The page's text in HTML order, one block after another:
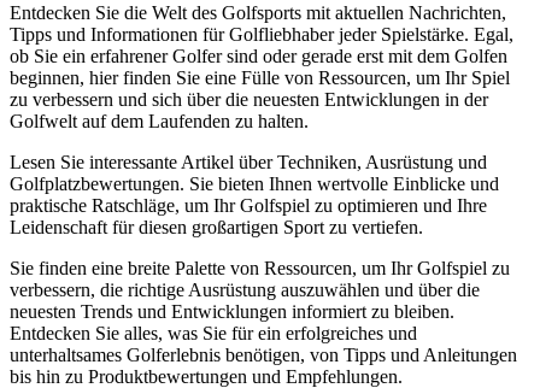
Entdecken Sie die Welt des Golfsports mit aktuellen Nachrichten,
Tipps und Informationen für Golfliebhaber jeder Spielstärke. Egal,
ob Sie ein erfahrener Golfer sind oder gerade erst mit dem Golfen
beginnen, hier finden Sie eine Fülle von Ressourcen, um Ihr Spiel
zu verbessern und sich über die neuesten Entwicklungen in der
Golfwelt auf dem Laufenden zu halten.
Lesen Sie interessante Artikel über Techniken, Ausrüstung und
Golfplatzbewertungen. Sie bieten Ihnen wertvolle Einblicke und
praktische Ratschläge, um Ihr Golfspiel zu optimieren und Ihre
Leidenschaft für diesen großartigen Sport zu vertiefen.
Sie finden eine breite Palette von Ressourcen, um Ihr Golfspiel zu
verbessern, die richtige Ausrüstung auszuwählen und über die
neuesten Trends und Entwicklungen informiert zu bleiben.
Entdecken Sie alles, was Sie für ein erfolgreiches und
unterhaltsames Golferlebnis benötigen, von Tipps und Anleitungen
bis hin zu Produktbewertungen und Empfehlungen.